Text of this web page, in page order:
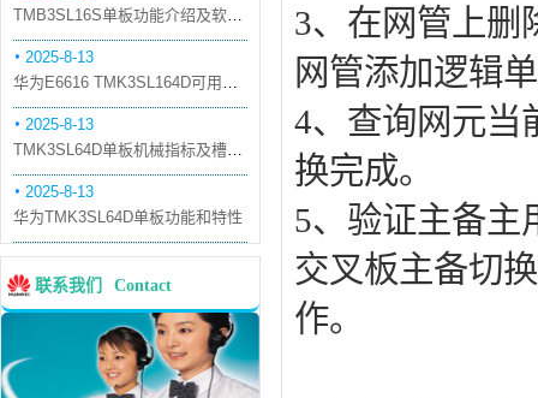
TMB3SL16S单板功能介绍及软件配套
2025-8-13
华为E6616 TMK3SL164D可用万兆光模块
2025-8-13
TMK3SL64D单板机械指标及槽位介绍
2025-8-13
华为TMK3SL64D单板功能和特性
联系我们 Contact
3、在网管上删
网管添加逻辑
4、查询网元当
换完成。
5、验证主备主
交叉板主备切
作。